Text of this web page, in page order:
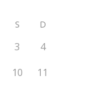
S D
3
4
10
11